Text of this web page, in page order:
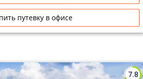
путевку в офисе
7.8